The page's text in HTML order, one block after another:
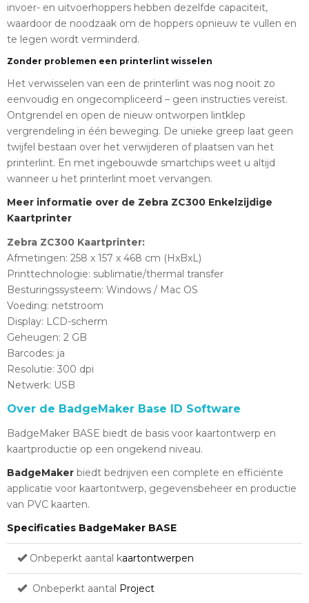
invoer- en uitvoerhoppers hebben dezelfde capaciteit,
waardoor de noodzaak om de hoppers opnieuw te vullen en
te legen wordt verminderd.
Zonder problemen een printerlint wisselen
Het verwisselen van een de printerlint was nog nooit zo
eenvoudig en ongecompliceerd – geen instructies vereist.
Ontgrendel en open de nieuw ontworpen lintklep
vergrendeling in één beweging. De unieke greep laat geen
twijfel bestaan ​​over het verwijderen of plaatsen van het
printerlint. En met ingebouwde smartchips weet u altijd
wanneer u het printerlint moet vervangen.
Meer informatie over de Zebra ZC300 Enkelzijdige
Kaartprinter
Zebra ZC300 Kaartprinter:
Afmetingen: 258 x 157 x 468 cm (HxBxL)
Printtechnologie: sublimatie/thermal transfer
Besturingssysteem: Windows / Mac OS
Voeding: netstroom
Display: LCD-scherm
Geheugen: 2 GB
Barcodes: ja
Resolutie: 300 dpi
Netwerk: USB
Over de BadgeMaker Base ID Software
BadgeMaker BASE biedt de basis voor kaartontwerp en
kaartproductie op een ongekend niveau.
BadgeMaker biedt bedrijven een complete en efficiënte
applicatie voor kaartontwerp, gegevensbeheer en productie
van PVC kaarten.
Specificaties BadgeMaker BASE
Onbeperkt aantal kaartontwerpen
Onbeperkt aantal Project